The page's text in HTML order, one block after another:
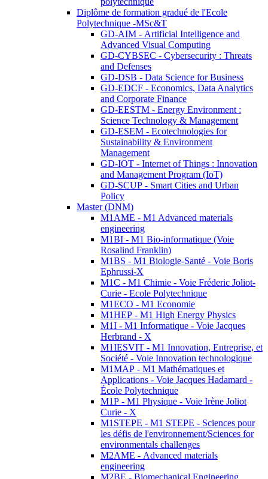
Diplôme de formation gradué de l'Ecole
Polytechnique -MSc&T
GD-AIM - Artificial Intelligence and
Advanced Visual Computing
GD-CYBSEC - Cybersecurity : Threats
and Defenses
GD-DSB - Data Science for Business
GD-EDCF - Economics, Data Analytics
and Corporate Finance
GD-EESTM - Energy Environment :
Science Technology & Management
GD-ESEM - Ecotechnologies for
Sustainability & Environment
Management
GD-IOT - Internet of Things : Innovation
and Management Program (IoT)
GD-SCUP - Smart Cities and Urban
Policy
Master (DNM)
M1AME - M1 Advanced materials
engineering
M1BI - M1 Bio-informatique (Voie
Rosalind Franklin)
M1BS - M1 Biologie-Santé - Voie Boris
Ephrussi-X
M1C - M1 Chimie - Voie Fréderic Joliot-
Curie - Ecole Polytechnique
M1ECO - M1 Economie
M1HEP - M1 High Energy Physics
M1I - M1 Informatique - Voie Jacques
Herbrand - X
M1IESVIT - M1 Innovation, Entreprise, et
Société - Voie Innovation technologique
M1MAP - M1 Mathématiques et
Applications - Voie Jacques Hadamard -
École Polytechnique
M1P - M1 Physique - Voie Irène Joliot
Curie - X
M1STEPE - M1 STEPE - Sciences pour
les défis de l'environnement/Sciences for
environmentals challenges
M2AME - Advanced materials
engineering
M2BE - Biomechanical Engineering